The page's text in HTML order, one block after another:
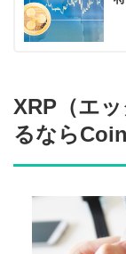
XRP（エ
るなら